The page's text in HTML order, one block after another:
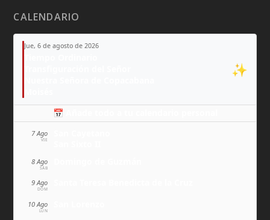
CALENDARIO
Jue, 6 de agosto de 2026
✨
📅 Añade todo a tu calendario personal
7 Ago
VIE
8 Ago
SÁB
9 Ago
DOM
10 Ago
LUN